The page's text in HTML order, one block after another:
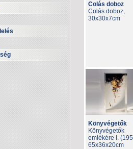
Colás doboz
Colás doboz,
30x30x7cm
Könyvégetők
Könyvégetők
emlékére I.
65x36x20cm